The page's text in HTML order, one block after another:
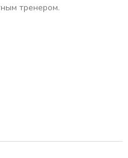
тренером.